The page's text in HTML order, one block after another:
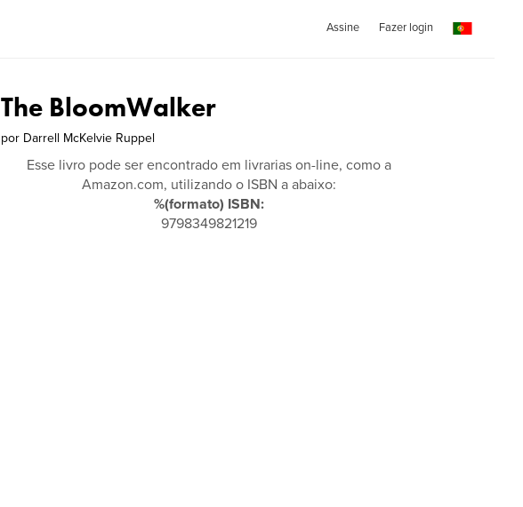
Assine Fazer login
The BloomWalker
por Darrell McKelvie Ruppel
Esse livro pode ser encontrado em livrarias on-line, como a
Amazon.com, utilizando o ISBN a abaixo:
%(formato) ISBN:
9798349821219